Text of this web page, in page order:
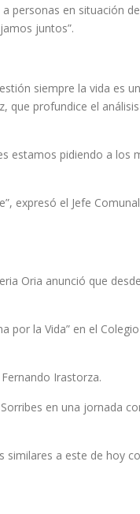
personas en situación
juntos”.
siempre la vida es
que profundice el
estamos pidiendo a los
expresó el Jefe
Oria anunció que
por la Vida” en el
Irastorza.
en una jornada
similares a este de hoy